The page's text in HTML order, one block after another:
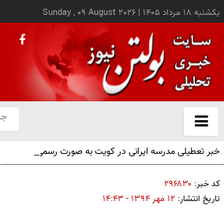
يکشنبه ۱۸ مرداد ۱۴۰۵ |
Sunday , 09 August 2026
باز
و
خبر تعطیلی مدرسه ایرانی در کویت به صورت رسمی اعلام نشده
کد خبر: ۲۹۶۸۳۰
تاریخ انتشار: ۱۲ مهر ۱۳۹۴ - ۱۴:۴۳